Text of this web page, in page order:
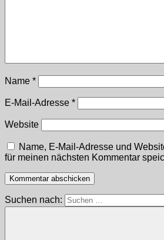
Name *
E-Mail-Adresse *
Website
Name, E-Mail-Adresse und
für meinen nächsten Kommentar
Suchen nach: